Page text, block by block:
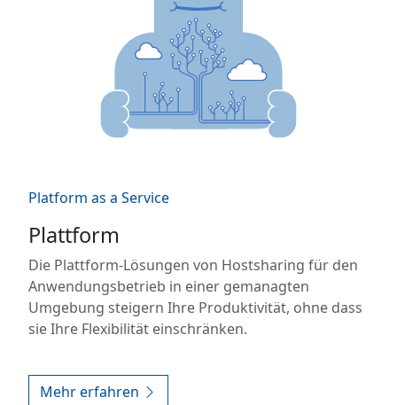
Platform as a Service
Plattform
Die Plattform-Lösungen von Hostsharing für den
Anwendungsbetrieb in einer gemanagten
Umgebung steigern Ihre Produktivität, ohne dass
sie Ihre Flexibilität einschränken.
Mehr erfahren